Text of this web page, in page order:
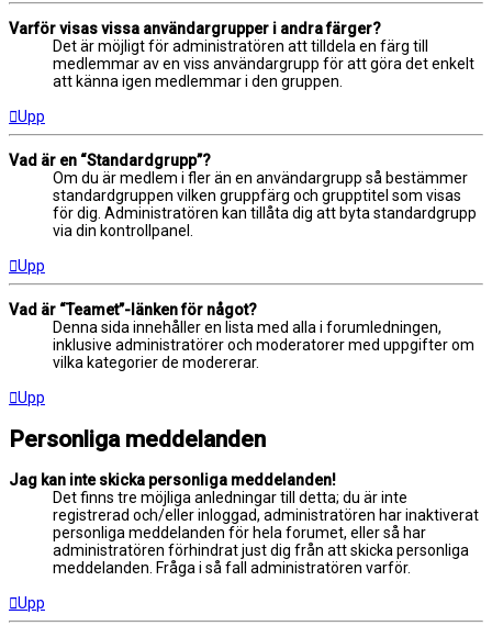
Varför visas vissa användargrupper i andra färger?
Det är möjligt för administratören att tilldela en färg till
medlemmar av en viss användargrupp för att göra det enkelt
att känna igen medlemmar i den gruppen.
Upp
Vad är en “Standardgrupp”?
Om du är medlem i fler än en användargrupp så bestämmer
standardgruppen vilken gruppfärg och grupptitel som visas
för dig. Administratören kan tillåta dig att byta standardgrupp
via din kontrollpanel.
Upp
Vad är “Teamet”-länken för något?
Denna sida innehåller en lista med alla i forumledningen,
inklusive administratörer och moderatorer med uppgifter om
vilka kategorier de modererar.
Upp
Personliga meddelanden
Jag kan inte skicka personliga meddelanden!
Det finns tre möjliga anledningar till detta; du är inte
registrerad och/eller inloggad, administratören har inaktiverat
personliga meddelanden för hela forumet, eller så har
administratören förhindrat just dig från att skicka personliga
meddelanden. Fråga i så fall administratören varför.
Upp